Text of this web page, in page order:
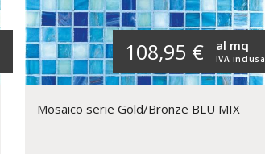
108,95 € IVA inclusa
al mq
Mosaico serie Gold/Bronze BLU MIX